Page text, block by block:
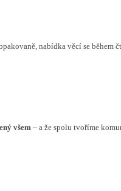
nabídka věcí se během
všem– a že spolu tvoříme